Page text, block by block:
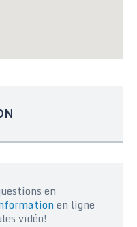
en
en ligne
vidéo!